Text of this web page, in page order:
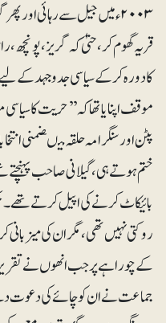
۲۰۰۳ء میں جیل سے رہائی
قریہ گھوم کر، حتیٰ کہ گریز ،
کا دورہ کرکے سیاسی جدوجہد کے
موقف اپنایا تھا کہ ’’حریت کا
پٹن اور سنگرامہ حلقہ میںضمنی
ختم ہوتے ہی ، گیلانی صاحب پہنچتے
بائیکاٹ کرنے کی اپیل کرتے
روکتی نہیں تھی، مگر ان کی میزبانی
کے چوراہے پر جب انھوں نے
جماعت نے ان کو چائے کی دعوت